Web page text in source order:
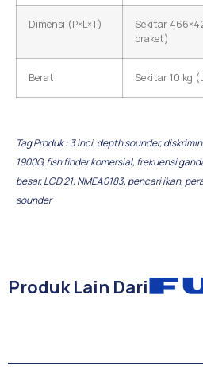
Dimensi (P×L×T)
Sekitar
braket)
Berat Sekitar 10 kg
Tag Produk :3 inci, depth sounder,
1900G,fish finder komersial, frekuensi
besar,LCD 21, NMEA0183, pencari ikan,
sounder
Produk Lain Dari